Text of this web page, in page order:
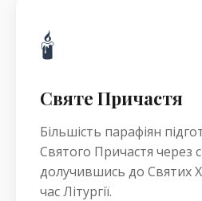
🕯️
Святе Причастя
Більшість парафіян
Святого Причастя через
долучившись до Святих
час Літургії.